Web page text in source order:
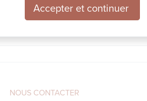
NOUS CONTACTER
Accepter et continuer